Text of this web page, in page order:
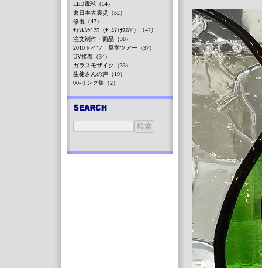
LED電球（54）
東日本大震災（52）
修復（47）
ﾁｬﾝﾚﾝｼﾞ25（ﾁｰﾑﾏｲﾅｽ6%）（42）
注文制作・商品（38）
2010ドイツ 見学ツアー（37）
UV接着（34）
ガラスモザイク（33）
生徒さんの声（19）
00-リンク集（2）